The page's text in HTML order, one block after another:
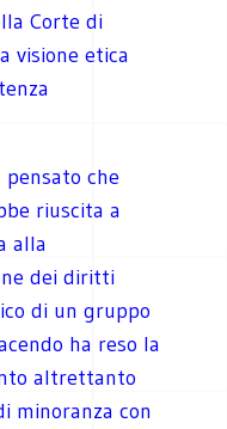
Corte di
visione etica
che
riuscita a
alla
dei diritti
di un gruppo
ha reso la
altrettanto
minoranza con